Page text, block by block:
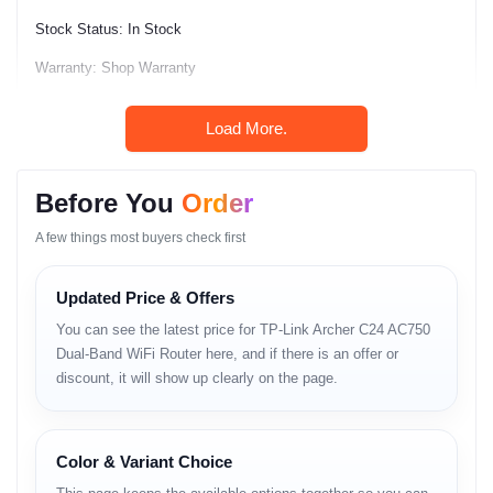
Stock Status: In Stock
Warranty: Shop Warranty
Call: +880 1983-838356
WhatsApp: +880 1983-838356
Product Overview
2.4GHz এবং 5GHz দুই ধরনের connection একসাথে ব্যবহার করা যায়। দৈনন্দিন
জন্য এটি সাধারণভাবে ব্যবহার করা হয়।
Placement
Load More.
Before You Order
A few things most buyers check first
Updated Price & Offers
You can see the latest price for TP-Link Archer C24 AC750
Dual-Band WiFi Router here, and if there is an offer or
discount, it will show up clearly on the page.
Color & Variant Choice